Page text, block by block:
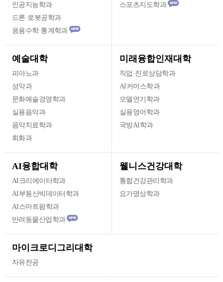
인공지능학과
드론·로봇공학과
응용수학·통계학과
스포츠지도학과
예술대학
피아노과
성악과
문화예술경영학과
실용음악과
음악치료학과
회화과
미래융합인재대학
직업·진로상담학과
AI커머스학과
모델연기학과
실용영어학과
국방AI학과
AI융합대학
AI크리에이터학과
AI부동산빅데이터학과
AI스마트팜학과
반려동물산업학과
웰니스건강대학
통합건강관리학과
요가명상학과
마이크로디그리대학
자유전공